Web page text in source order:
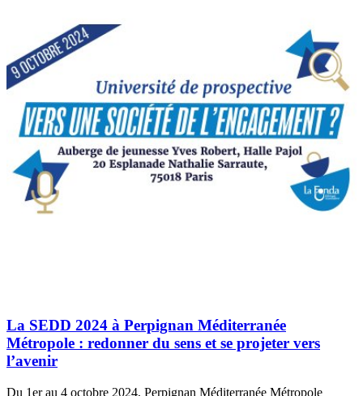
La SEDD 2024 à Perpignan Méditerranée
Métropole : redonner du sens et se projeter vers
l’avenir
Du 1er au 4 octobre 2024, Perpignan Méditerranée Métropole